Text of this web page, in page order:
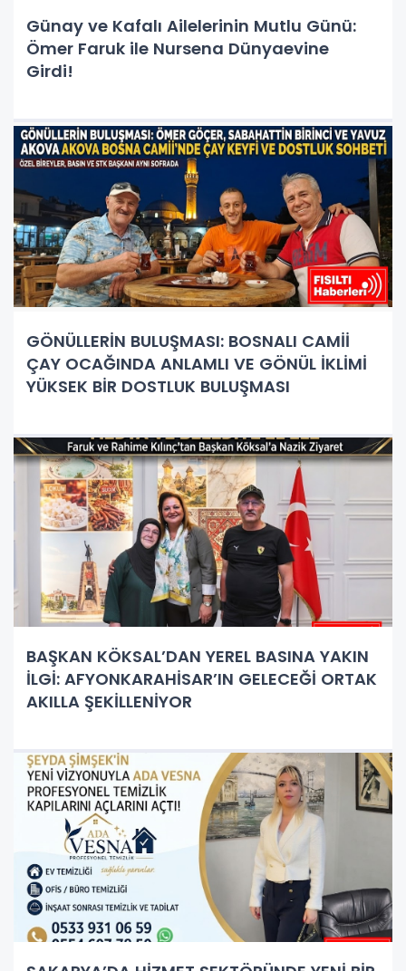
Günay ve Kafalı Ailelerinin Mutlu Günü:
Ömer Faruk ile Nursena Dünyaevine
Girdi!
GÖNÜLLERİN BULUŞMASI: BOSNALI CAMİİ
ÇAY OCAĞINDA ANLAMLI VE GÖNÜL İKLİMİ
YÜKSEK BİR DOSTLUK BULUŞMASI
BAŞKAN KÖKSAL’DAN YEREL BASINA YAKIN
İLGİ: AFYONKARAHİSAR’IN GELECEĞİ ORTAK
AKILLA ŞEKİLLENİYOR